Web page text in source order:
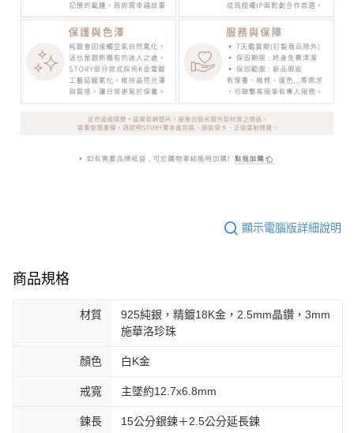
顯示電腦版詳細說明
商品規格
材質
925純銀，精鍍18K金，2.5mm晶鑽，3mm
施華洛珍珠
顏色 白K金
戒寬 主墜約12.7x6.8mm
鍊長 15公分銀鍊＋2.5公分延長鍊